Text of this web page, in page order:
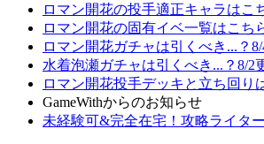
ロマン開花の投手適正キャラはこ
ロマン開花の固有イベ一覧はこち
ロマン開花ガチャは引くべき...？8/
水着泡瀬ガチャは引くべき...？8/2
ロマン開花投手デッキと立ち回り
GameWithからのお知らせ
未経験可&完全在宅！攻略ライター